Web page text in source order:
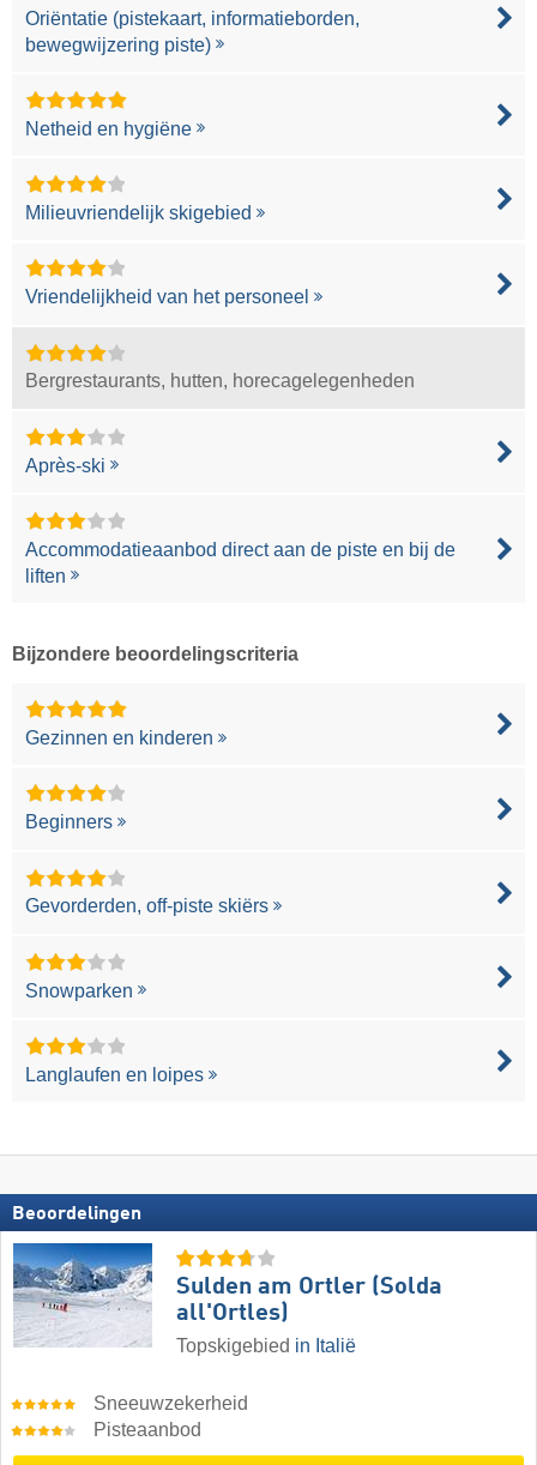
Oriëntatie (pistekaart, informatieborden,
bewegwijzering piste)
Netheid en hygiëne
Milieuvriendelijk skigebied
Vriendelijkheid van het personeel
Bergrestaurants, hutten, horecagelegenheden
Après-ski
Accommodatieaanbod direct aan de piste en bij de
liften
Bijzondere beoordelingscriteria
Gezinnen en kinderen
Beginners
Gevorderden, off-piste skiërs
Snowparken
Langlaufen en loipes
Beoordelingen
Sulden am Ortler (Solda
all'Ortles)
Topskigebied in Italië
Sneeuwzekerheid
Pisteaanbod